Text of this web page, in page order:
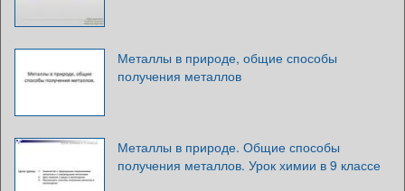
Металлы в природе, общие способы
получения металлов
Металлы в природе. Общие способы
получения металлов. Урок химии в 9 классе